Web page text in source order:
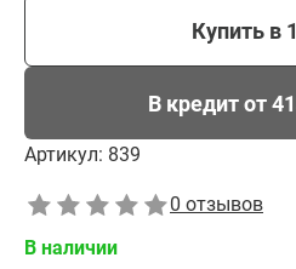
Купить в
В кредит от
Артикул: 839
0 отзывов
В наличии